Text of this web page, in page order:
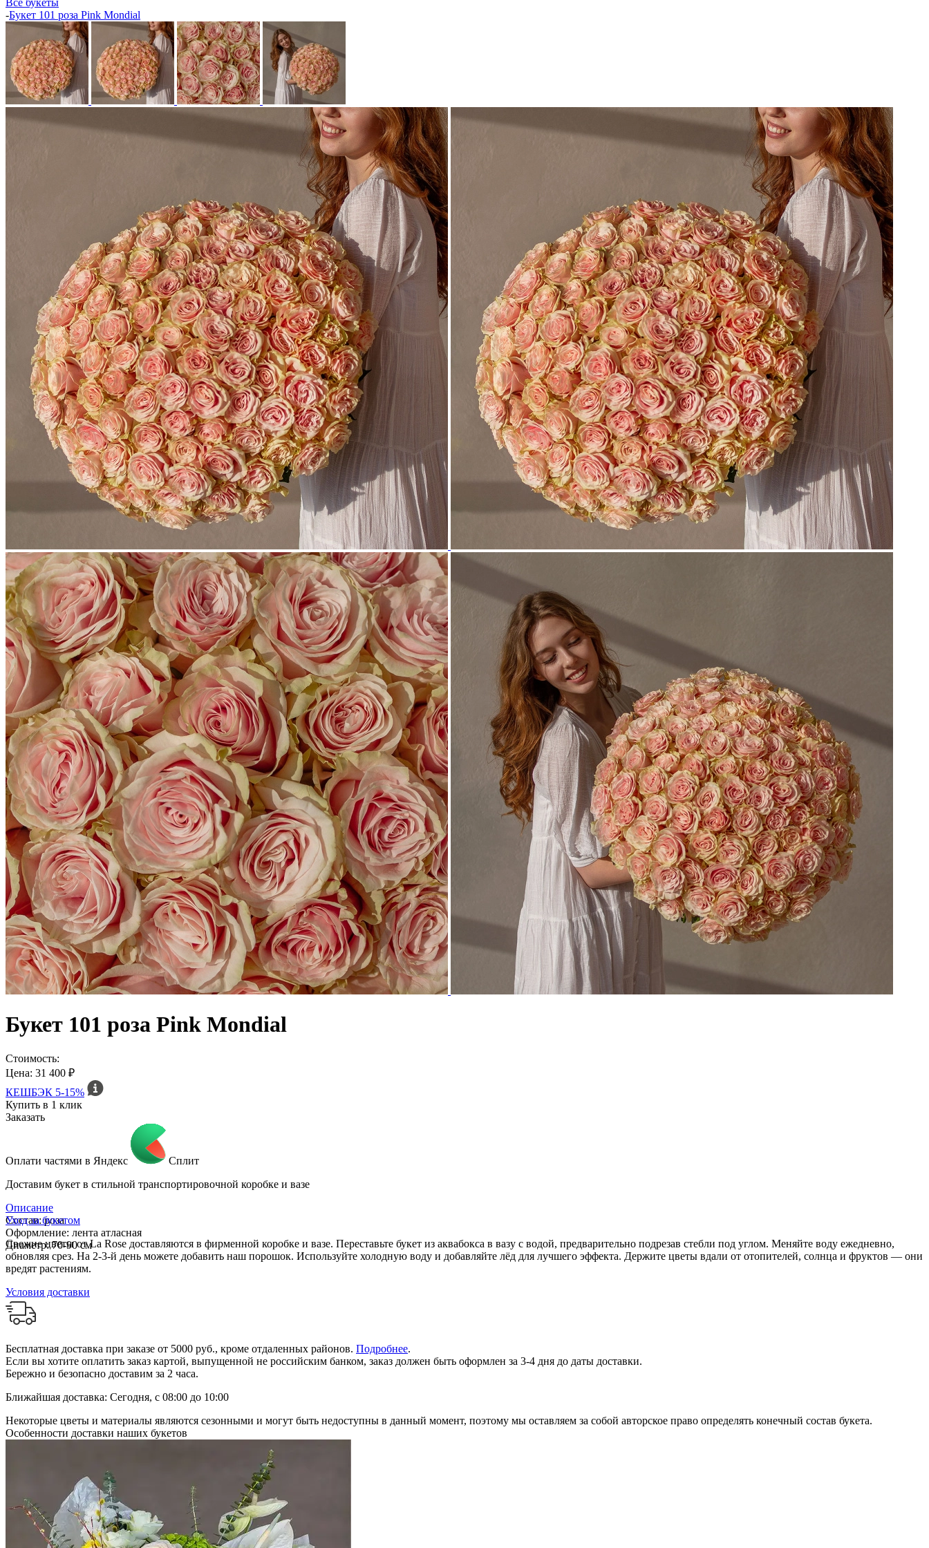
Все букеты
-Букет 101 роза Pink Mondial
Букет 101 роза Pink Mondial
Стоимость:
Цена: 31 400 ₽
КЕШБЭК 5-15%
Купить в 1 клик
Заказать
Оплати частями в Яндекс
Сплит
Доставим букет в стильной транспортировочной коробке и вазе
Описание
Состав: роза
Оформление: лента атласная
Диаметр: 70-90 см
Уход за букетом
Свежие цветы от La Rose доставляются в фирменной коробке и вазе. Переставьте букет из аквабокса в вазу с водой, предварительно подрезав стебли под углом. Меняйте воду ежедневно,
обновляя срез. На 2-3-й день можете добавить наш порошок. Используйте холодную воду и добавляйте лёд для лучшего эффекта. Держите цветы вдали от отопителей, солнца и фруктов — они
вредят растениям.
Условия доставки
Бесплатная доставка при заказе от 5000 руб., кроме отдаленных районов. Подробнее.
Если вы хотите оплатить заказ картой, выпущенной не российским банком, заказ должен быть оформлен за 3-4 дня до даты доставки.
Бережно и безопасно доставим за 2 часа.
Ближайшая доставка: Сегодня, с 08:00 до 10:00
Некоторые цветы и материалы являются сезонными и могут быть недоступны в данный момент, поэтому мы оставляем за собой авторское право определять конечный состав букета.
Особенности доставки наших букетов